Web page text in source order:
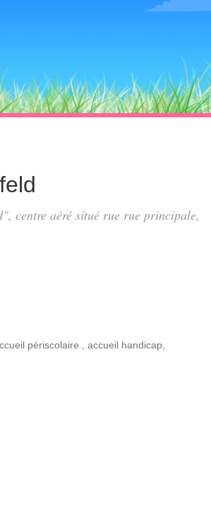
centre aéré situé rue rue principale,
périscolaire accueil handicap